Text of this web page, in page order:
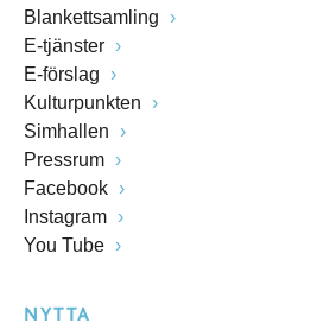
Blankettsamling
E-tjänster
E-förslag
Kulturpunkten
Simhallen
Pressrum
Facebook
Instagram
You Tube
NYTTA